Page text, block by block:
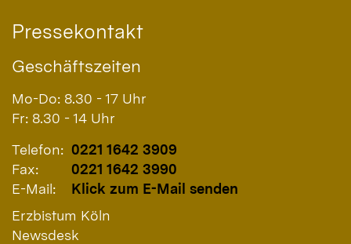
Pressekontakt
Geschäftszeiten
Mo-Do: 8.30 - 17 Uhr
Fr: 8.30 - 14 Uhr
Telefon: 0221 1642 3909
Fax:
0221 1642 3990
E-Mail:
Klick zum E-Mail senden
Erzbistum Köln
Newsdesk